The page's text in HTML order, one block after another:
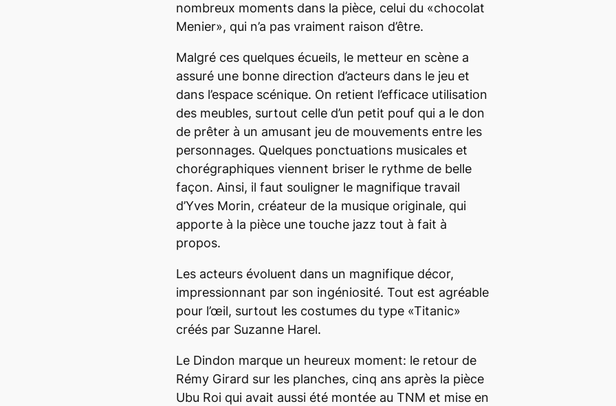
nombreux moments dans la pièce, celui du «chocolat
Menier», qui n’a pas vraiment raison d’être.
Malgré ces quelques écueils, le metteur en scène a
assuré une bonne direction d’acteurs dans le jeu et
dans l’espace scénique. On retient l’efficace utilisation
des meubles, surtout celle d’un petit pouf qui a le don
de prêter à un amusant jeu de mouvements entre les
personnages. Quelques ponctuations musicales et
chorégraphiques viennent briser le rythme de belle
façon. Ainsi, il faut souligner le magnifique travail
d’Yves Morin, créateur de la musique originale, qui
apporte à la pièce une touche jazz tout à fait à
propos.
Les acteurs évoluent dans un magnifique décor,
impressionnant par son ingéniosité. Tout est agréable
pour l’œil, surtout les costumes du type «Titanic»
créés par Suzanne Harel.
Le Dindon marque un heureux moment: le retour de
Rémy Girard sur les planches, cinq ans après la pièce
Ubu Roi qui avait aussi été montée au TNM et mise en